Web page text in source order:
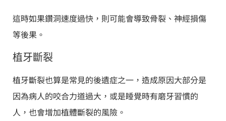
這時如果鑽洞速度過快，則可能會導致骨裂、神經損傷
等後果。
植牙斷裂
植牙斷裂也算是常見的後遺症之一，造成原因大部分是
因為病人的咬合力道過大，或是睡覺時有磨牙習慣的
人，也會增加植體斷裂的風險。